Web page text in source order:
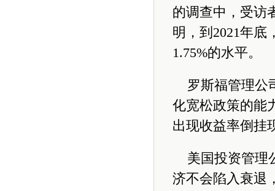
的调查中，受访
明，到2021年底
1.75%的水平。
罗斯福管理公
化宽松政策的能
出现收益率倒挂
美国投资管理
济不会陷入衰退